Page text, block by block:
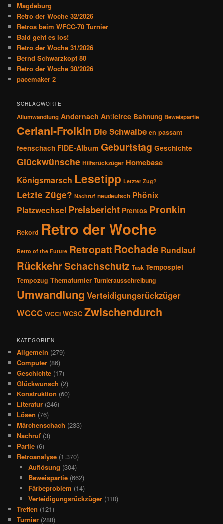
a
v
i
g
a
t
i
o
n
Magdeburg
Retro der Woche 32/2026
Retros beim WFCC-70 Turnier
Bald geht es los!
Retro der Woche 31/2026
Bernd Schwarzkopf 80
Retro der Woche 30/2026
pacemaker 2
SCHLAGWORTE
Allumwandlung Andernach Anticirce Bahnung Beweispartie
Ceriani-Frolkin Die Schwalbe en passant
feenschach FIDE-Album Geburtstag Geschichte
Glückwünsche Hilfsrückzüger Homebase
Königsmarsch Lesetipp Letzter Zug?
Letzte Züge? Nachruf neudeutsch Phönix
Platzwechsel Preisbericht Prentos Pronkin
Rekord Retro der Woche
Retro of the Future RetropattRochade Rundlauf
RückkehrSchachschutz Task Tempospiel
Tempozug Thematurnier Turnierausschreibung
Umwandlung Verteidigungsrückzüger
WCCC WCCI WCSC Zwischendurch
KATEGORIEN
Allgemein (279)
Computer (86)
Geschichte (17)
Glückwunsch (2)
Konstruktion (60)
Literatur (246)
Lösen (76)
Märchenschach (233)
Nachruf (3)
Partie (6)
Retroanalyse (1.370)
Auflösung (304)
Beweispartie(662)
Färbeproblem (14)
Verteidigungsrückzüger(110)
Treffen (121)
Turnier (288)